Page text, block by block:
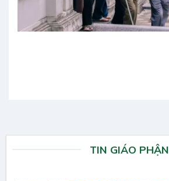
TIN GIÁO PHẬN